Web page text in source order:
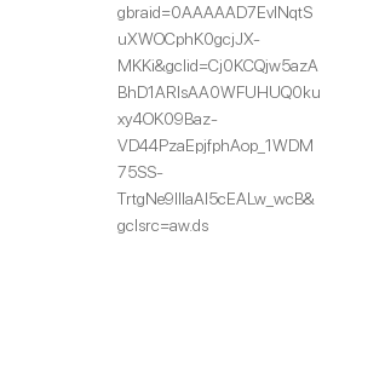
gbraid=0AAAAAD7EvINqtS
uXWOCphK0gcjJX-
MKKi&gclid=Cj0KCQjw5azA
BhD1ARIsAA0WFUHUQ0ku
xy4OK09Baz-
VD44PzaEpjfphAop_1WDM
75SS-
TrtgNe9IIIaAl5cEALw_wcB&
gclsrc=aw.ds